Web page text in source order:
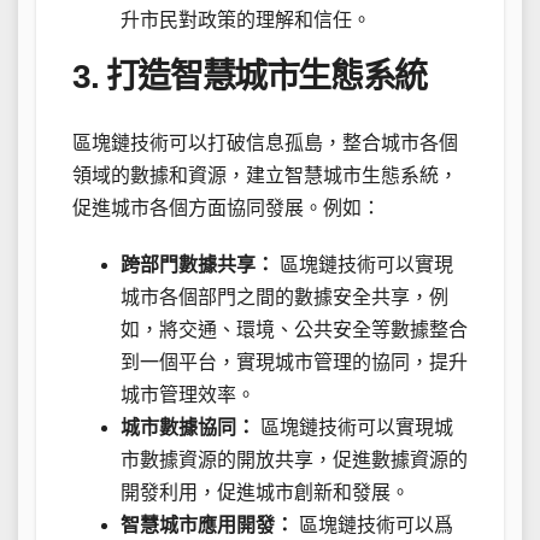
升市民對政策的理解和信任。
3. 打造智慧城市生態系統
區塊鏈技術可以打破信息孤島，整合城市各個
領域的數據和資源，建立智慧城市生態系統，
促進城市各個方面協同發展。例如：
跨部門數據共享：
區塊鏈技術可以實現
城市各個部門之間的數據安全共享，例
如，將交通、環境、公共安全等數據整合
到一個平台，實現城市管理的協同，提升
城市管理效率。
城市數據協同：
區塊鏈技術可以實現城
市數據資源的開放共享，促進數據資源的
開發利用，促進城市創新和發展。
智慧城市應用開發：
區塊鏈技術可以爲